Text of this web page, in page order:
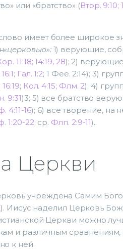
или «братство» (Втор. 9:10;
имеет более широкое
«церковью»:1) верующие,
11:18; 14:19, 28); 2)
; Гал. 1:2; 1 Фее. 2:14); 3)
; Кол. 4:15; Флм. 2); 4)
9:31)3; 5) все братство
4:11-16); 6) все творение, на
1:20-22; ср. Флп. 2:9-11).
Церкви
учреждена Самим
). Иисус наделил Церковь
Церкви можно
и различным
к ней.